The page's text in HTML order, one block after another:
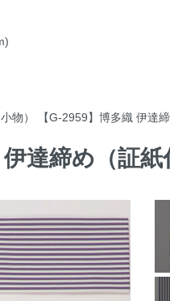
物） 【G-2959】博多織 伊達
伊達締め（証